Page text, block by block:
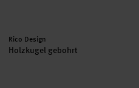
Hersteller:
Rico Design
Holzkugel gebohrt